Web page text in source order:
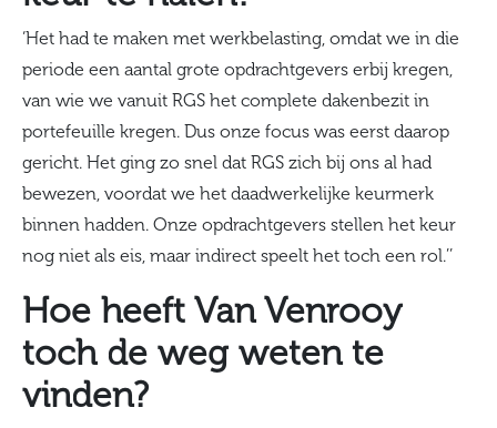
‘Het had te maken met werkbelasting, omdat we in die
periode een aantal grote opdrachtgevers erbij kregen,
van wie we vanuit RGS het complete dakenbezit in
portefeuille kregen. Dus onze focus was eerst daarop
gericht. Het ging zo snel dat RGS zich bij ons al had
bewezen, voordat we het daadwerkelijke keurmerk
binnen hadden. Onze opdrachtgevers stellen het keur
nog niet als eis, maar indirect speelt het toch een rol.’’
Hoe heeft Van Venrooy
toch de weg weten te
vinden?